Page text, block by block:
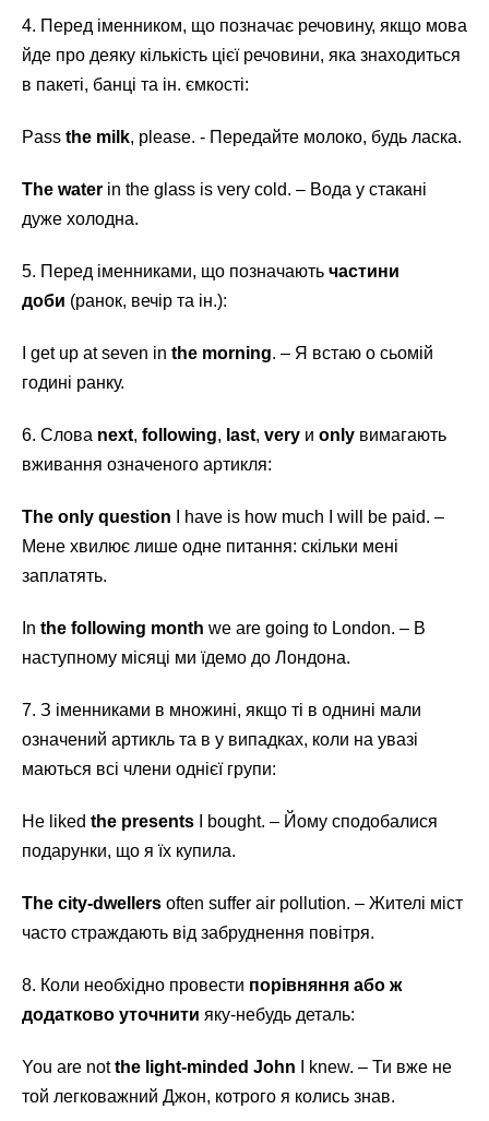
4. Перед іменником, що позначає речовину, якщо мова
йде про деяку кількість цієї речовини, яка знаходиться
в пакеті, банці та ін. ємкості:
Pass the milk, please. - Передайте молоко, будь ласка.
The water in the glass is very cold. – Вода у стакані
дуже холодна.
5. Перед іменниками, що позначають частини
доби (ранок, вечір та ін.):
I get up at seven in the morning. – Я встаю о сьомій
годині ранку.
6. Слова next, following, last, very и only вимагають
вживання означеного артикля:
The only question I have is how much I will be paid. –
Мене хвилює лише одне питання: скільки мені
заплатять.
In the following month we are going to London. – В
наступному місяці ми їдемо до Лондона.
7. З іменниками в множині, якщо ті в однині мали
означений артикль та в у випадках, коли на увазі
маються всі члени однієї групи:
He liked the presents I bought. – Йому сподобалися
подарунки, що я їх купила.
The city-dwellers often suffer air pollution. – Жителі міст
часто страждають від забруднення повітря.
8. Коли необхідно провести порівняння або ж
додатково уточнити яку-небудь деталь:
You are notthe light-minded John I knew. – Ти вже не
той легковажний Джон, котрого я колись знав.